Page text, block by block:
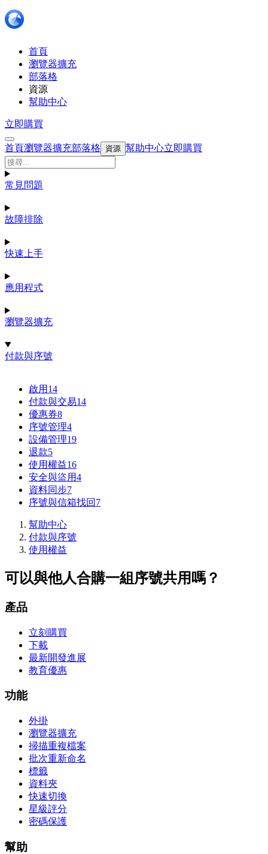
首頁
瀏覽器擴充
部落格
資源
幫助中心
立即購買
首頁瀏覽器擴充部落格 資源 幫助中心立即購買
常見問題
故障排除
快速上手
應用程式
瀏覽器擴充
付款與序號
啟用 14
付款與交易14
優惠券8
序號管理4
設備管理19
退款5
使用權益16
安全與盜用4
資料同步7
序號與信箱找回 7
幫助中心
付款與序號
使用權益
可以與他人合購一組序號共用嗎？
產品
立刻購買
下載
最新開發進展
教育優惠
功能
外掛
瀏覽器擴充
掃描重複檔案
批次重新命名
標籤
資料夾
快速切換
星級評分
密碼保護
幫助